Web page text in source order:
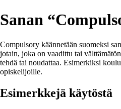
Sanan
Compulsory käännetään suomeksi
jotain, joka on vaadittu tai
tehdä tai noudattaa. Esimerkiksi
opiskelijoille.
Esimerkkejä käytöstä